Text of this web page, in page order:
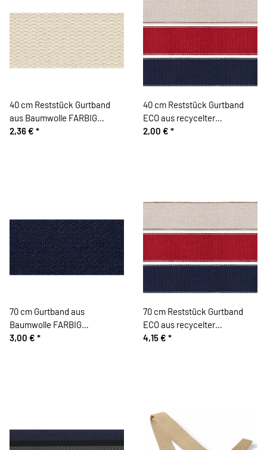
40 cm Reststück Gurtband
aus Baumwolle FARBIG
wollweiß 40 mm
2,36 € *
40 cm Reststück Gurtband
ECO aus recycelter
Baumwolle hellgrau
2,00 € *
70 cm Gurtband aus
Baumwolle FARBIG
dunkelblau 40 mm
3,00 € *
70 cm Reststück Gurtband
ECO aus recycelter
Baumwolle dunkelgrau
4,15 € *